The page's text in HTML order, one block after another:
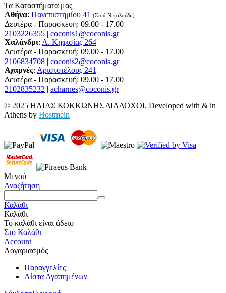
Τα Καταστήματα μας
Αθήνα: Πανεπιστημίου 41 (Στοά Νικολούδη)
Δευτέρα - Παρασκευή: 09.00 - 17.00
2103226355 | coconis1@coconis.gr
Χαλάνδρι: Λ. Κηφισίας 264
Δευτέρα - Παρασκευή: 09.00 - 17.00
2106834708 | coconis2@coconis.gr
Αχαρνές: Αριστοτέλους 241
Δευτέρα - Παρασκευή: 09.00 - 17.00
2102835232 | acharnes@coconis.gr
© 2025 ΗΛΙΑΣ ΚΟΚΚΩΝΗΣ ΔΙΑΔΟΧΟΙ. Developed with & in
Athens by Hostmein
Μενού
Αναζήτηση
Καλάθι
Καλάθι
Το καλάθι είναι άδειο
Στο Καλάθι
Account
Λογαριασμός
Παραγγελίες
Λίστα Αγαπημένων